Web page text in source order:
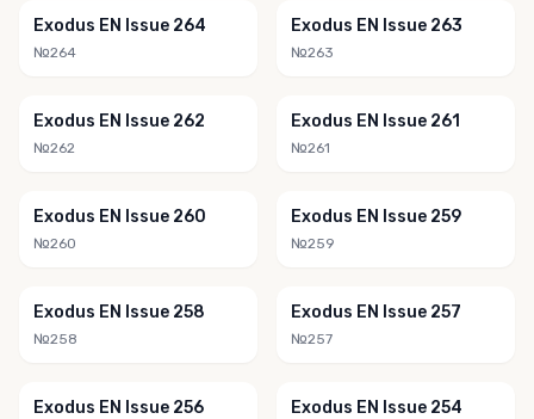
Exodus EN Issue 264
№264
Exodus EN Issue 263
№263
Exodus EN Issue 262
№262
Exodus EN Issue 261
№261
Exodus EN Issue 260
№260
Exodus EN Issue 259
№259
Exodus EN Issue 258
№258
Exodus EN Issue 257
№257
Exodus EN Issue 256 Exodus EN Issue 254